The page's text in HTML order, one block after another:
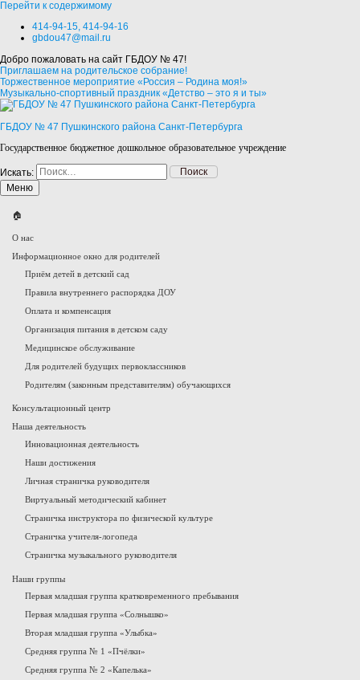
Перейти к содержимому
414-94-15, 414-94-16
gbdou47@mail.ru
Добро пожаловать на сайт ГБДОУ № 47!
Приглашаем на родительское собрание!
Торжественное мероприятие «Россия – Родина моя!»
Музыкально-спортивный праздник «Детство – это я и ты»
ГБДОУ № 47 Пушкинского района Санкт-Петербурга
Государственное бюджетное дошкольное образовательное учреждение
Искать:
Меню
🏠
О нас
Информационное окно для родителей
Приём детей в детский сад
Правила внутреннего распорядка ДОУ
Оплата и компенсация
Организация питания в детском саду
Медицинское обслуживание
Для родителей будущих первоклассников
Родителям (законным представителям) обучающихся
Консультационный центр
Наша деятельность
Инновационная деятельность
Наши достижения
Личная страничка руководителя
Виртуальный методический кабинет
Страничка инструктора по физической культуре
Страничка учителя-логопеда
Страничка музыкального руководителя
Наши группы
Первая младшая группа кратковременного пребывания
Первая младшая группа «Солнышко»
Вторая младшая группа «Улыбка»
Средняя группа № 1 «Пчёлки»
Средняя группа № 2 «Капелька»